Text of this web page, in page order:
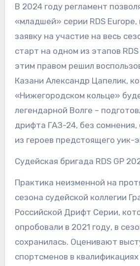
В 2024 году регламент
«младшей» серии RDS
заявку на участие на весь
старт на одном из этапов
этим правом решил
Казани Александр Цапелик,
«Нижегородском кольце»
легендарной Волге –
дрифта ГАЗ-24, без сомнения,
из героев предстоящего уик-
Судейская бригада RDS GP
Практика неизменной на
сезона судейской коллегии
Российской Дрифт Серии,
опробовали в 2021 году, в
сохранилась. Оценивают
спортсменов в